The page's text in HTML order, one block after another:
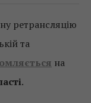
ретрансляцію
та
на
.